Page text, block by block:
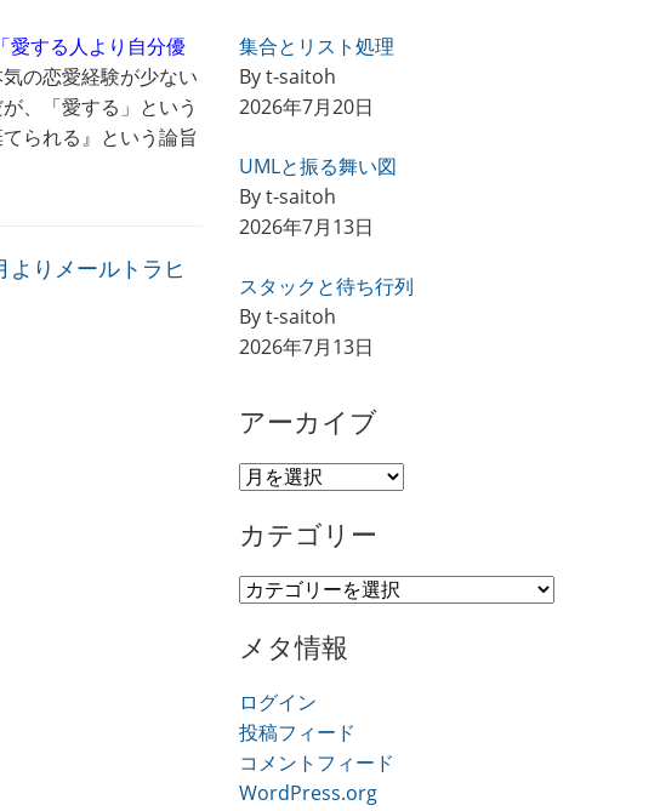
「愛する人より自分優
の恋愛経験が少ない
、「愛する」という
られる』という論旨
よりメールトラヒ
集合とリスト処理
By t-saitoh
2026年7月20日
UMLと振る舞い図
By t-saitoh
2026年7月13日
スタックと待ち行列
By t-saitoh
2026年7月13日
アーカイブ
ア
カ
ブ
カテゴリー
カ
ゴ
ー
メタ情報
ログイン
投稿フィード
コメントフィード
WordPress.org